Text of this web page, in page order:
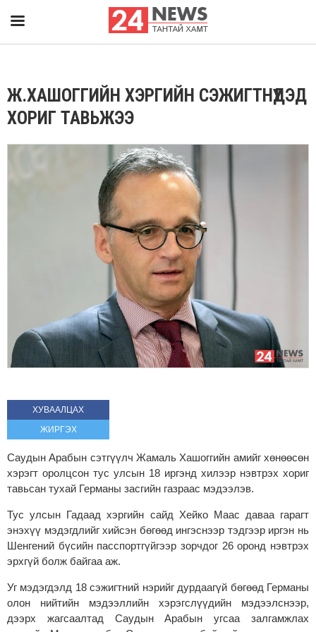
Ж.ХАШОГГИЙН ХЭРГИЙН СЭЖИГТНҮҮДЭД
ХОРИГ ТАВЬЖЭЭ
ХУВААЛЦАХ
ЖИРГЭХ
Саудын Арабын сэтгүүлч Жамаль Хашоггийн амийг хөнөөсөн
хэрэгт оролцсон тус улсын 18 иргэнд хилээр нэвтрэх хориг
тавьсан тухай Германы засгийн газраас мэдээлэв.
Тус улсын Гадаад хэргийн сайд Хейко Маас даваа гарагт
энэхүү мэдэгдлийг хийсэн бөгөөд ингэснээр тэдгээр иргэн нь
Шенгений бүсийн пасспортгүйгээр зорчдог 26 оронд нэвтрэх
эрхгүй болж байгаа аж.
Уг мэдэгдэлд 18 сэжигтний нэрийг дурдаагүй бөгөөд Германы
олон нийтийн мэдээллийн хэрэгслүүдийн мэдээлснээр,
дээрх жагсаалтад Саудын Арабын угсаа залгамжлах